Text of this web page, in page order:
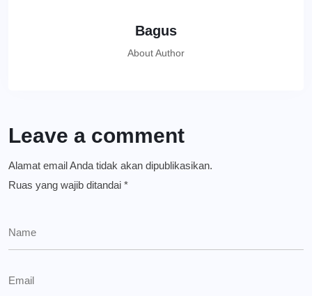
Bagus
About Author
Leave a comment
Alamat email Anda tidak akan dipublikasikan.
Ruas yang wajib ditandai *